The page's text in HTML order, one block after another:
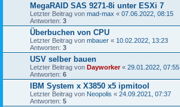
MegaRAID SAS 9271-8i unter ESXi 7
Letzter Beitrag von mad-max « 07.06.2022, 08:15
Antworten: 3
Überbuchen von CPU
Letzter Beitrag von mbauer « 10.02.2022, 13:23
Antworten: 3
USV selber bauen
Letzter Beitrag von Dayworker« 29.01.2022, 07:55
Antworten: 6
IBM System x X3850 x5 ipmitool
Letzter Beitrag von Neopolis « 24.09.2021, 07:37
Antworten: 5